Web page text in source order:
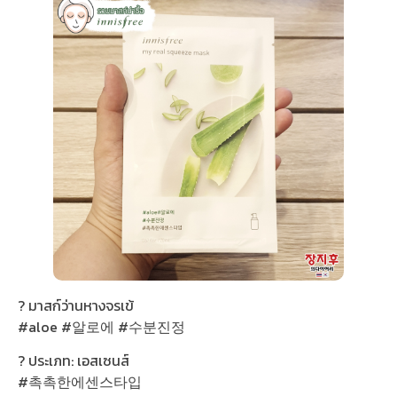
? มาสก์ว่านหางจรเข้
#aloe #알로에 #수분진정
? ประเภท: เอสเซนส์
#촉촉한에센스타입